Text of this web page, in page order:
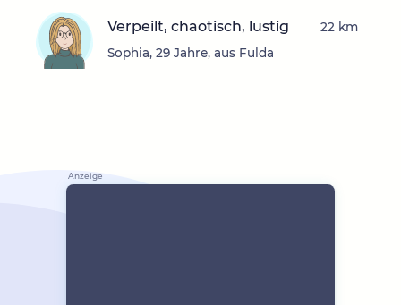
Verpeilt, chaotisch, lustig
Sophia, 29 Jahre, aus Fulda
22 km